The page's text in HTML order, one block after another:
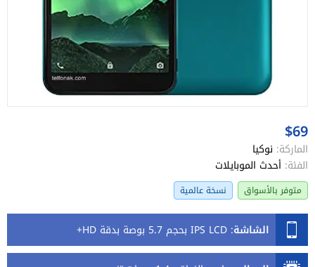
$69
الماركة: نوكيا
الفئة: أحدث الموبايلات
متوفر بالأسواق نسخة عالمية
الشاشة: IPS LCD بحجم 5.7 بوصة بدقة HD+